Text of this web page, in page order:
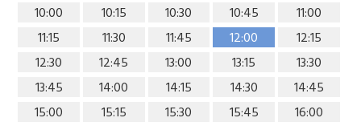
10:00
10:15 10:30 10:45
11:00
11:15
11:30 11:45 12:00
12:15
12:30
12:45 13:00 13:15
13:30
13:45
14:00 14:15 14:30
14:45
15:00
15:15 15:30 15:45
16:00